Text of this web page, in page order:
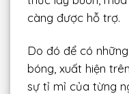
càng được hỗ trợ.
Do đó để có
bóng, xuất hiện
sự tỉ mỉ của từng